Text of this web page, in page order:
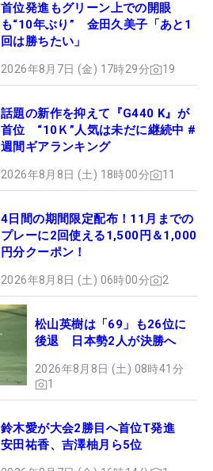
首位発進もグリーン上での開眼
も“10年ぶり” 金田久美子「あと1
回は勝ちたい」
2026年8月7日 (金) 17時29分 19
話題の新作を抑えて『G440 K』が
首位 “10Ｋ”人気は未だに継続中 #
週間ギアランキング
2026年8月8日 (土) 18時00分 11
4日間の期間限定配布！11月までの
プレーに2回使える1,500円＆1,000
円分クーポン！
2026年8月8日 (土) 06時00分 2
松山英樹は「69」も26位に
後退 日本勢2人が決勝へ
2026年8月8日 (土) 08時41分
1
鈴木愛が大会2勝目へ首位T発進
安田祐香、吉澤柚月ら5位